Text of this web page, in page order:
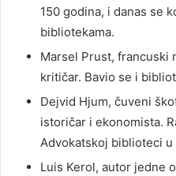
150 godina, i danas se
bibliotekama.
Marsel Prust, francuski
kritičar. Bavio se i
Dejvid Hjum, čuveni
istoričar i ekonomista.
Advokatskoj biblioteci u
Luis Kerol, autor jedne